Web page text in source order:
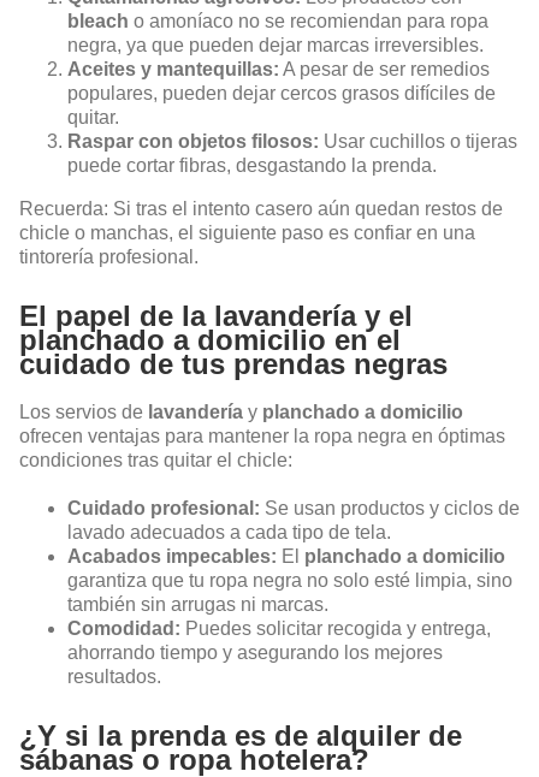
bleach o amoníaco no se recomiendan para ropa
negra, ya que pueden dejar marcas irreversibles.
Aceites y mantequillas: A pesar de ser remedios
populares, pueden dejar cercos grasos difíciles de
quitar.
Raspar con objetos filosos: Usar cuchillos o tijeras
puede cortar fibras, desgastando la prenda.
Recuerda: Si tras el intento casero aún quedan restos de
chicle o manchas, el siguiente paso es confiar en una
tintorería profesional.
El papel de la lavandería y el
planchado a domicilio en el
cuidado de tus prendas negras
Los servios de lavandería y planchado a domicilio
ofrecen ventajas para mantener la ropa negra en óptimas
condiciones tras quitar el chicle:
Cuidado profesional: Se usan productos y ciclos de
lavado adecuados a cada tipo de tela.
Acabados impecables: El planchado a domicilio
garantiza que tu ropa negra no solo esté limpia, sino
también sin arrugas ni marcas.
Comodidad: Puedes solicitar recogida y entrega,
ahorrando tiempo y asegurando los mejores
resultados.
¿Y si la prenda es de alquiler de
sábanas o ropa hotelera?